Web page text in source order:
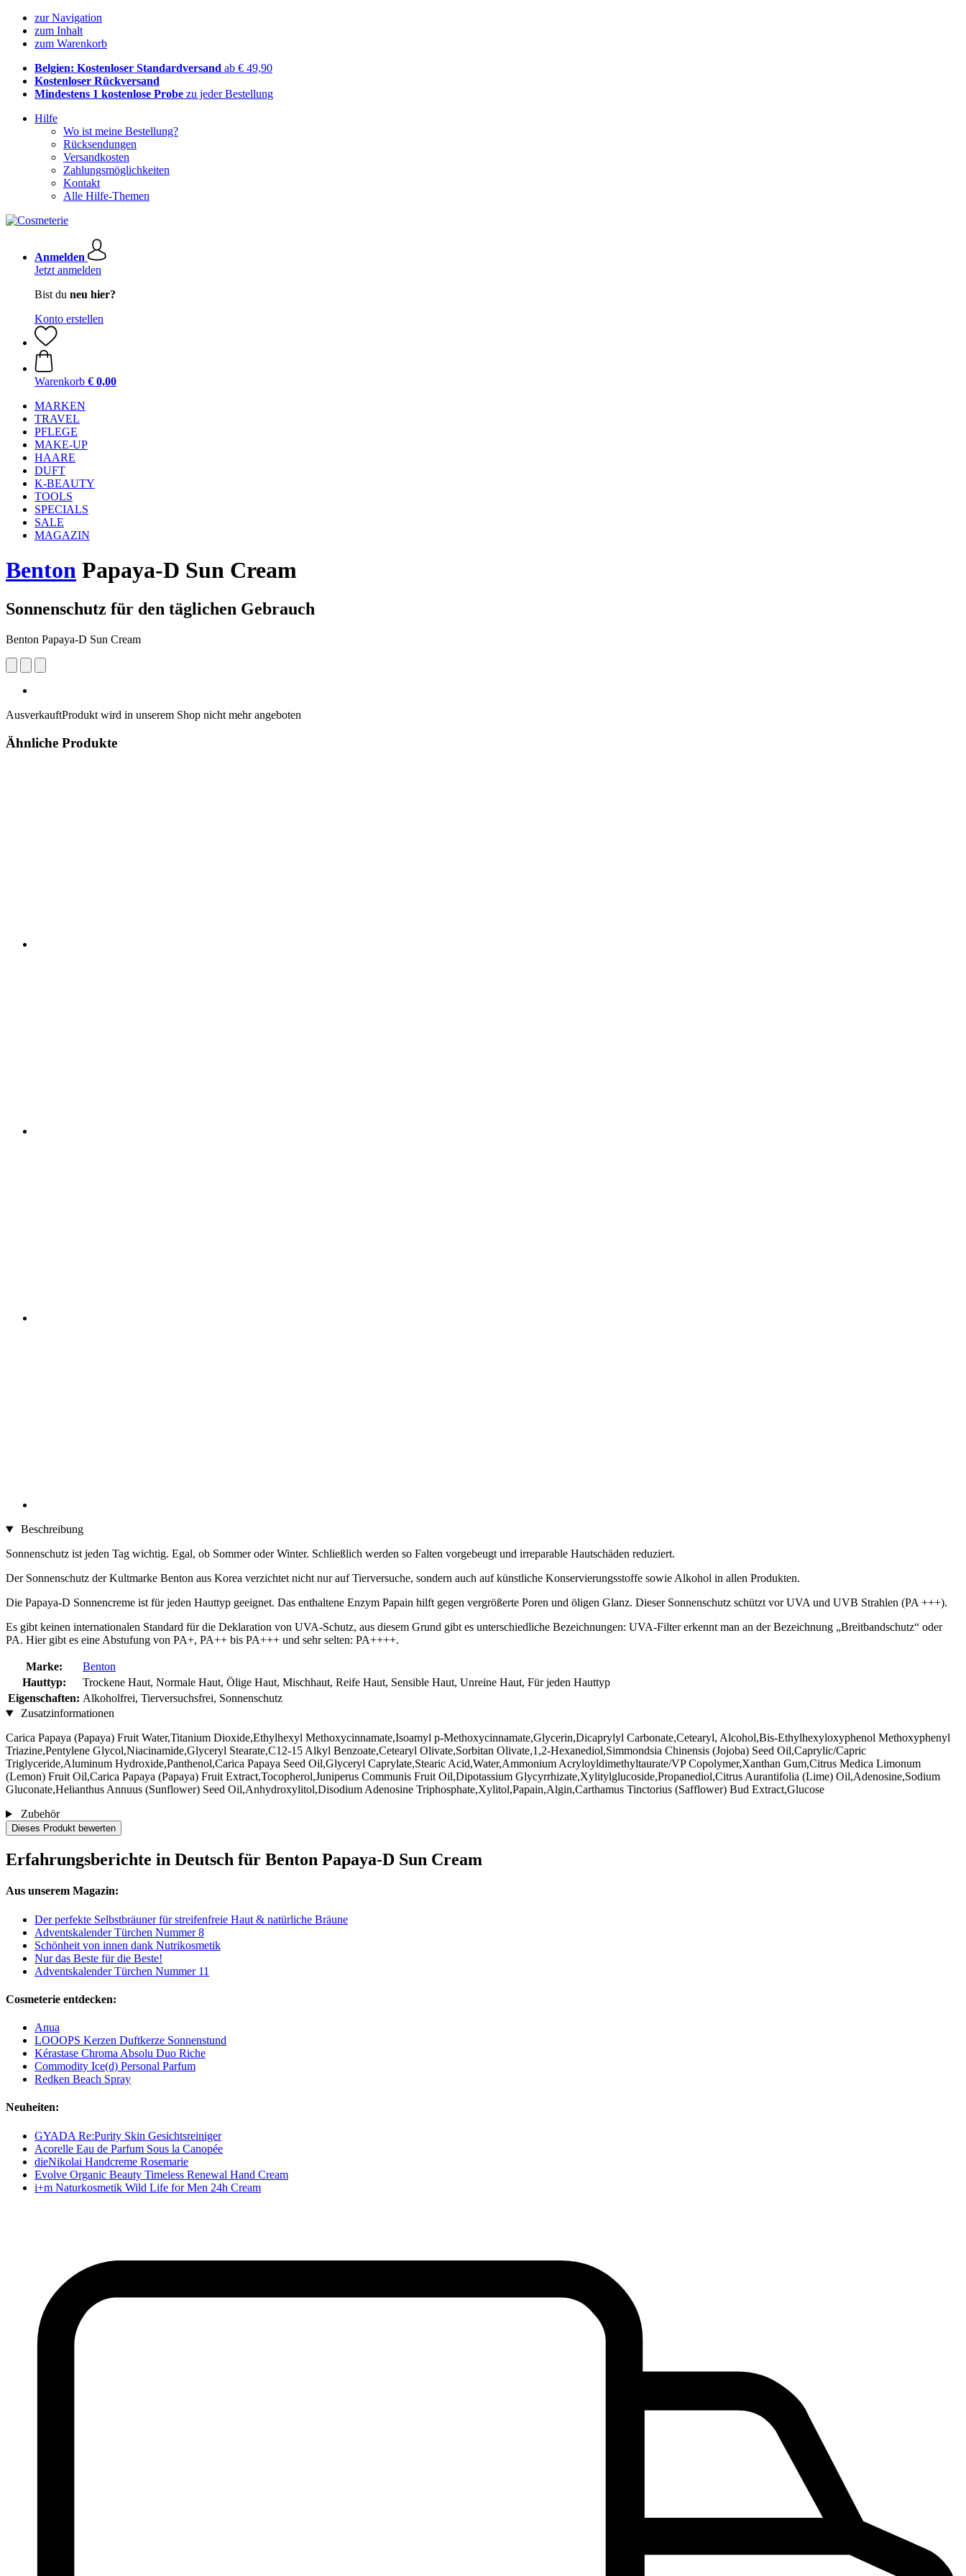
zur Navigation
zum Inhalt
zum Warenkorb
Belgien: Kostenloser Standardversand ab € 49,90
Kostenloser Rückversand
Mindestens 1 kostenlose Probe zu jeder Bestellung
Hilfe
Wo ist meine Bestellung?
Rücksendungen
Versandkosten
Zahlungsmöglichkeiten
Kontakt
Alle Hilfe-Themen
Anmelden
Jetzt anmelden
Bist du neu hier?
Konto erstellen
Warenkorb € 0,00
MARKEN
TRAVEL
PFLEGE
MAKE-UP
HAARE
DUFT
K-BEAUTY
TOOLS
SPECIALS
SALE
MAGAZIN
Benton Papaya-D Sun Cream
Sonnenschutz für den täglichen Gebrauch
Benton Papaya-D Sun Cream
AusverkauftProdukt wird in unserem Shop nicht mehr angeboten
Ähnliche Produkte
Beschreibung
Sonnenschutz ist jeden Tag wichtig. Egal, ob Sommer oder Winter. Schließlich werden so Falten vorgebeugt und irreparable Hautschäden reduziert.
Der Sonnenschutz der Kultmarke Benton aus Korea verzichtet nicht nur auf Tierversuche, sondern auch auf künstliche Konservierungsstoffe sowie Alkohol in allen Produkten.
Die Papaya-D Sonnencreme ist für jeden Hauttyp geeignet. Das enthaltene Enzym Papain hilft gegen vergrößerte Poren und öligen Glanz. Dieser Sonnenschutz schützt vor UVA und UVB Strahlen (PA +++).
Es gibt keinen internationalen Standard für die Deklaration von UVA-Schutz, aus diesem Grund gibt es unterschiedliche Bezeichnungen: UVA-Filter erkennt man an der Bezeichnung „Breitbandschutz“ oder
PA. Hier gibt es eine Abstufung von PA+, PA++ bis PA+++ und sehr selten: PA++++.
Marke:
Benton
Hauttyp:
Trockene Haut, Normale Haut, Ölige Haut, Mischhaut, Reife Haut, Sensible Haut, Unreine Haut, Für jeden Hauttyp
Eigenschaften: Alkoholfrei, Tierversuchsfrei, Sonnenschutz
Zusatzinformationen
Carica Papaya (Papaya) Fruit Water,Titanium Dioxide,Ethylhexyl Methoxycinnamate,Isoamyl p-Methoxycinnamate,Glycerin,Dicaprylyl Carbonate,Cetearyl, Alcohol,Bis-Ethylhexyloxyphenol Methoxyphenyl
Triazine,Pentylene Glycol,Niacinamide,Glyceryl Stearate,C12-15 Alkyl Benzoate,Cetearyl Olivate,Sorbitan Olivate,1,2-Hexanediol,Simmondsia Chinensis (Jojoba) Seed Oil,Caprylic/Capric
Triglyceride,Aluminum Hydroxide,Panthenol,Carica Papaya Seed Oil,Glyceryl Caprylate,Stearic Acid,Water,Ammonium Acryloyldimethyltaurate/VP Copolymer,Xanthan Gum,Citrus Medica Limonum
(Lemon) Fruit Oil,Carica Papaya (Papaya) Fruit Extract,Tocopherol,Juniperus Communis Fruit Oil,Dipotassium Glycyrrhizate,Xylitylglucoside,Propanediol,Citrus Aurantifolia (Lime) Oil,Adenosine,Sodium
Gluconate,Helianthus Annuus (Sunflower) Seed Oil,Anhydroxylitol,Disodium Adenosine Triphosphate,Xylitol,Papain,Algin,Carthamus Tinctorius (Safflower) Bud Extract,Glucose
Zubehör
Dieses Produkt bewerten
Erfahrungsberichte in Deutsch für Benton Papaya-D Sun Cream
Aus unserem Magazin:
Der perfekte Selbstbräuner für streifenfreie Haut & natürliche Bräune
Adventskalender Türchen Nummer 8
Schönheit von innen dank Nutrikosmetik
Nur das Beste für die Beste!
Adventskalender Türchen Nummer 11
Cosmeterie entdecken:
Anua
LOOOPS Kerzen Duftkerze Sonnenstund
Kérastase Chroma Absolu Duo Riche
Commodity Ice(d) Personal Parfum
Redken Beach Spray
Neuheiten:
GYADA Re:Purity Skin Gesichtsreiniger
Acorelle Eau de Parfum Sous la Canopée
dieNikolai Handcreme Rosemarie
Evolve Organic Beauty Timeless Renewal Hand Cream
i+m Naturkosmetik Wild Life for Men 24h Cream